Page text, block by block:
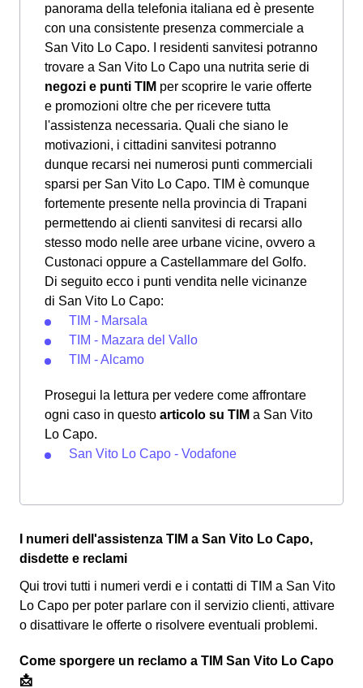
panorama della telefonia italiana ed è presente
con una consistente presenza commerciale a
San Vito Lo Capo. I residenti sanvitesi potranno
trovare a San Vito Lo Capo una nutrita serie di
negozi e punti TIM per scoprire le varie offerte
e promozioni oltre che per ricevere tutta
l'assistenza necessaria. Quali che siano le
motivazioni, i cittadini sanvitesi potranno
dunque recarsi nei numerosi punti commerciali
sparsi per San Vito Lo Capo. TIM è comunque
fortemente presente nella provincia di Trapani
permettendo ai clienti sanvitesi di recarsi allo
stesso modo nelle aree urbane vicine, ovvero a
Custonaci oppure a Castellammare del Golfo.
Di seguito ecco i punti vendita nelle vicinanze
di San Vito Lo Capo:
TIM - Marsala
TIM - Mazara del Vallo
TIM - Alcamo
Prosegui la lettura per vedere come affrontare
ogni caso in questo articolo su TIM a San Vito
Lo Capo.
San Vito Lo Capo - Vodafone
I numeri dell'assistenza TIM a San Vito Lo Capo,
disdette e reclami
Qui trovi tutti i numeri verdi e i contatti di TIM a San Vito
Lo Capo per poter parlare con il servizio clienti, attivare
o disattivare le offerte o risolvere eventuali problemi.
Come sporgere un reclamo a TIM San Vito Lo Capo
📩